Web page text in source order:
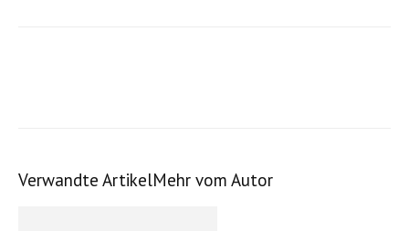
Verwandte ArtikelMehr vom Autor